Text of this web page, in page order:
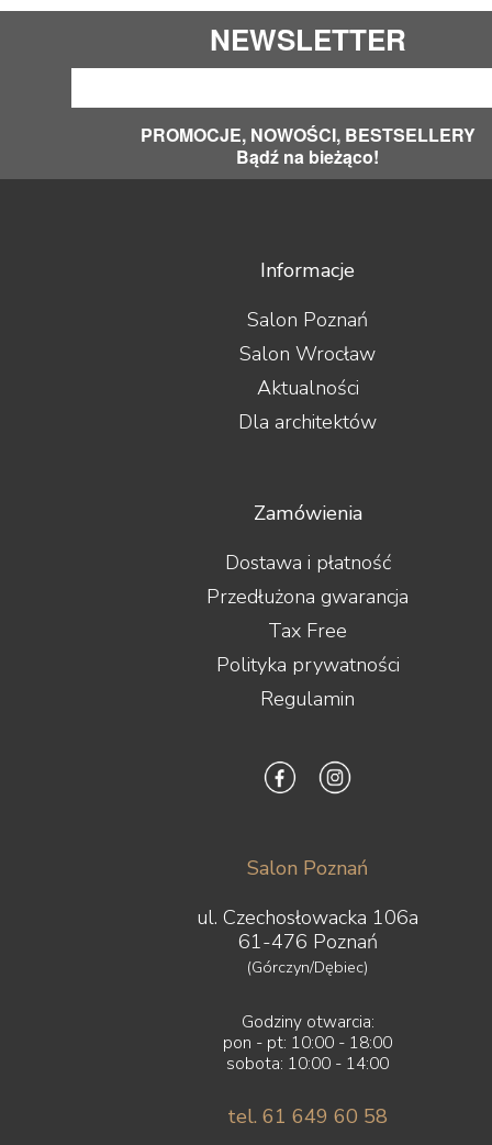
NEWSLETTER
PROMOCJE, NOWOŚCI, BESTSELLERY
Bądź na bieżąco!
Informacje
Salon Poznań
Salon Wrocław
Aktualności
Dla architektów
Zamówienia
Dostawa i płatność
Przedłużona gwarancja
Tax Free
Polityka prywatności
Regulamin
Salon Poznań
ul. Czechosłowacka 106a
61-476 Poznań
(Górczyn/Dębiec)
Godziny otwarcia:
pon - pt: 10:00 - 18:00
sobota: 10:00 - 14:00
tel. 61 649 60 58